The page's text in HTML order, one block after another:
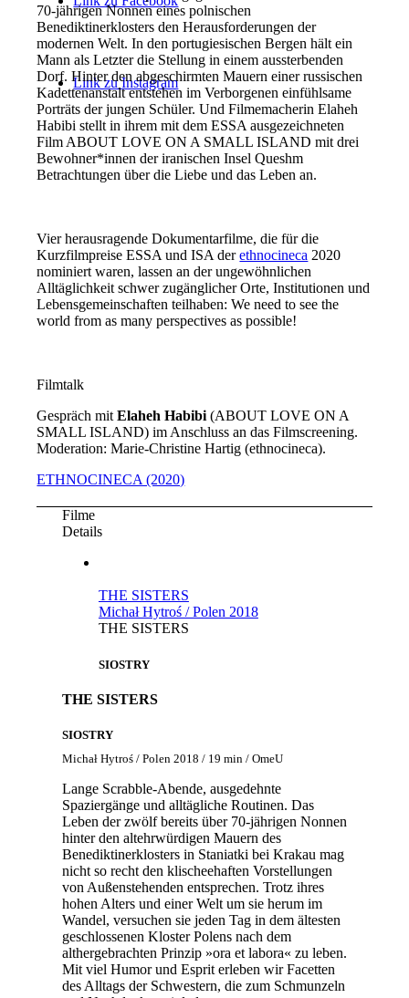
Link zu Instagram
70-jährigen Nonnen eines polnischen
Benediktinerklosters den Herausforderungen der
modernen Welt. In den portugiesischen Bergen hält ein
Mann als Letzter die Stellung in einem aussterbenden
Dorf. Hinter den abgeschirmten Mauern einer russischen
Kadettenanstalt entstehen im Verborgenen einfühlsame
Porträts der jungen Schüler. Und Filmemacherin Elaheh
Habibi stellt in ihrem mit dem ESSA ausgezeichneten
Film ABOUT LOVE ON A SMALL ISLAND mit drei
Bewohner*innen der iranischen Insel Queshm
Betrachtungen über die Liebe und das Leben an.
Vier herausragende Dokumentarfilme, die für die
Kurzfilmpreise ESSA und ISA derethnocineca 2020
nominiert waren, lassen an der ungewöhnlichen
Alltäglichkeit schwer zugänglicher Orte, Institutionen und
Lebensgemeinschaften teilhaben: We need to see the
world from as many perspectives as possible!
Filmtalk
Gespräch mitElaheh Habibi (ABOUT LOVE ON A
SMALL ISLAND) im Anschluss an das Filmscreening.
Moderation: Marie-Christine Hartig (ethnocineca).
ETHNOCINECA (2020)
Filme
Details
THE SISTERS
Michał Hytroś / Polen 2018
THE SISTERS
SIOSTRY
THE SISTERS
SIOSTRY
Michał Hytroś / Polen 2018 / 19 min / OmeU
Lange Scrabble-Abende, ausgedehnte
Spaziergänge und alltägliche Routinen. Das
Leben der zwölf bereits über 70-jährigen Nonnen
hinter den altehrwürdigen Mauern des
Benediktinerklosters in Staniatki bei Krakau mag
nicht so recht den klischeehaften Vorstellungen
von Außenstehenden entsprechen. Trotz ihres
hohen Alters und einer Welt um sie herum im
Wandel, versuchen sie jeden Tag in dem ältesten
geschlossenen Kloster Polens nach dem
althergebrachten Prinzip »ora et labora« zu leben.
Mit viel Humor und Esprit erleben wir Facetten
des Alltags der Schwestern, die zum Schmunzeln